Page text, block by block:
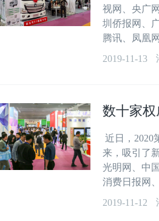
视网、央广
圳侨报网、
腾讯、凤凰
2019-11-13
数十家权
近日，2020
来，吸引了
光明网、中
消费日报网
2019-11-12